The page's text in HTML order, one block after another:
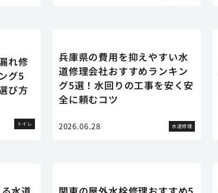
れ修
グ5
び方
トイレ
兵庫県の費用を抑えやすい水
道修理会社おすすめランキン
グ5選！水回りの工事を安く安
全に頼むコツ
2026.06.28 水道修理